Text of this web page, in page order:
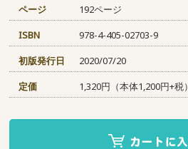
ページ
192ページ
ISBN
978-4-405-02703-9
初版発行日
2020/07/20
定価
1,320円（本体1,200円+税）